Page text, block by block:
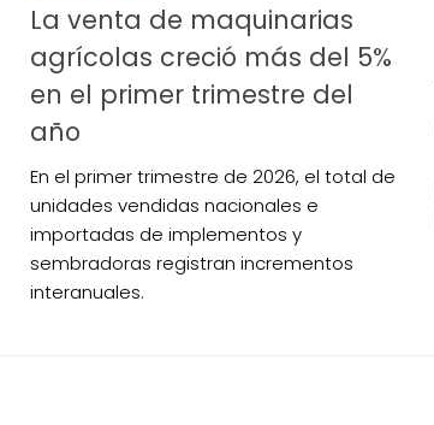
La venta de maquinarias
agrícolas creció más del 5%
en el primer trimestre del
año
En el primer trimestre de 2026, el total de
unidades vendidas nacionales e
importadas de implementos y
sembradoras registran incrementos
interanuales.